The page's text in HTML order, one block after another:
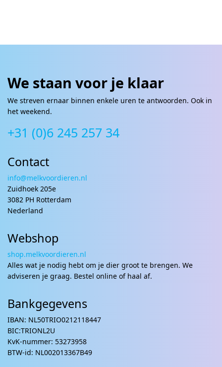
We staan voor je klaar
We streven ernaar binnen enkele uren te antwoorden. Ook in
het weekend.
+31 (0)6 245 257 34
Contact
info@melkvoordieren.nl
Zuidhoek 205e
3082 PH Rotterdam
Nederland
Webshop
shop.melkvoordieren.nl
Alles wat je nodig hebt om je dier groot te brengen. We
adviseren je graag. Bestel online of haal af.
Bankgegevens
IBAN: NL50TRIO0212118447
BIC:TRIONL2U
KvK-nummer: 53273958
BTW-id: NL002013367B49